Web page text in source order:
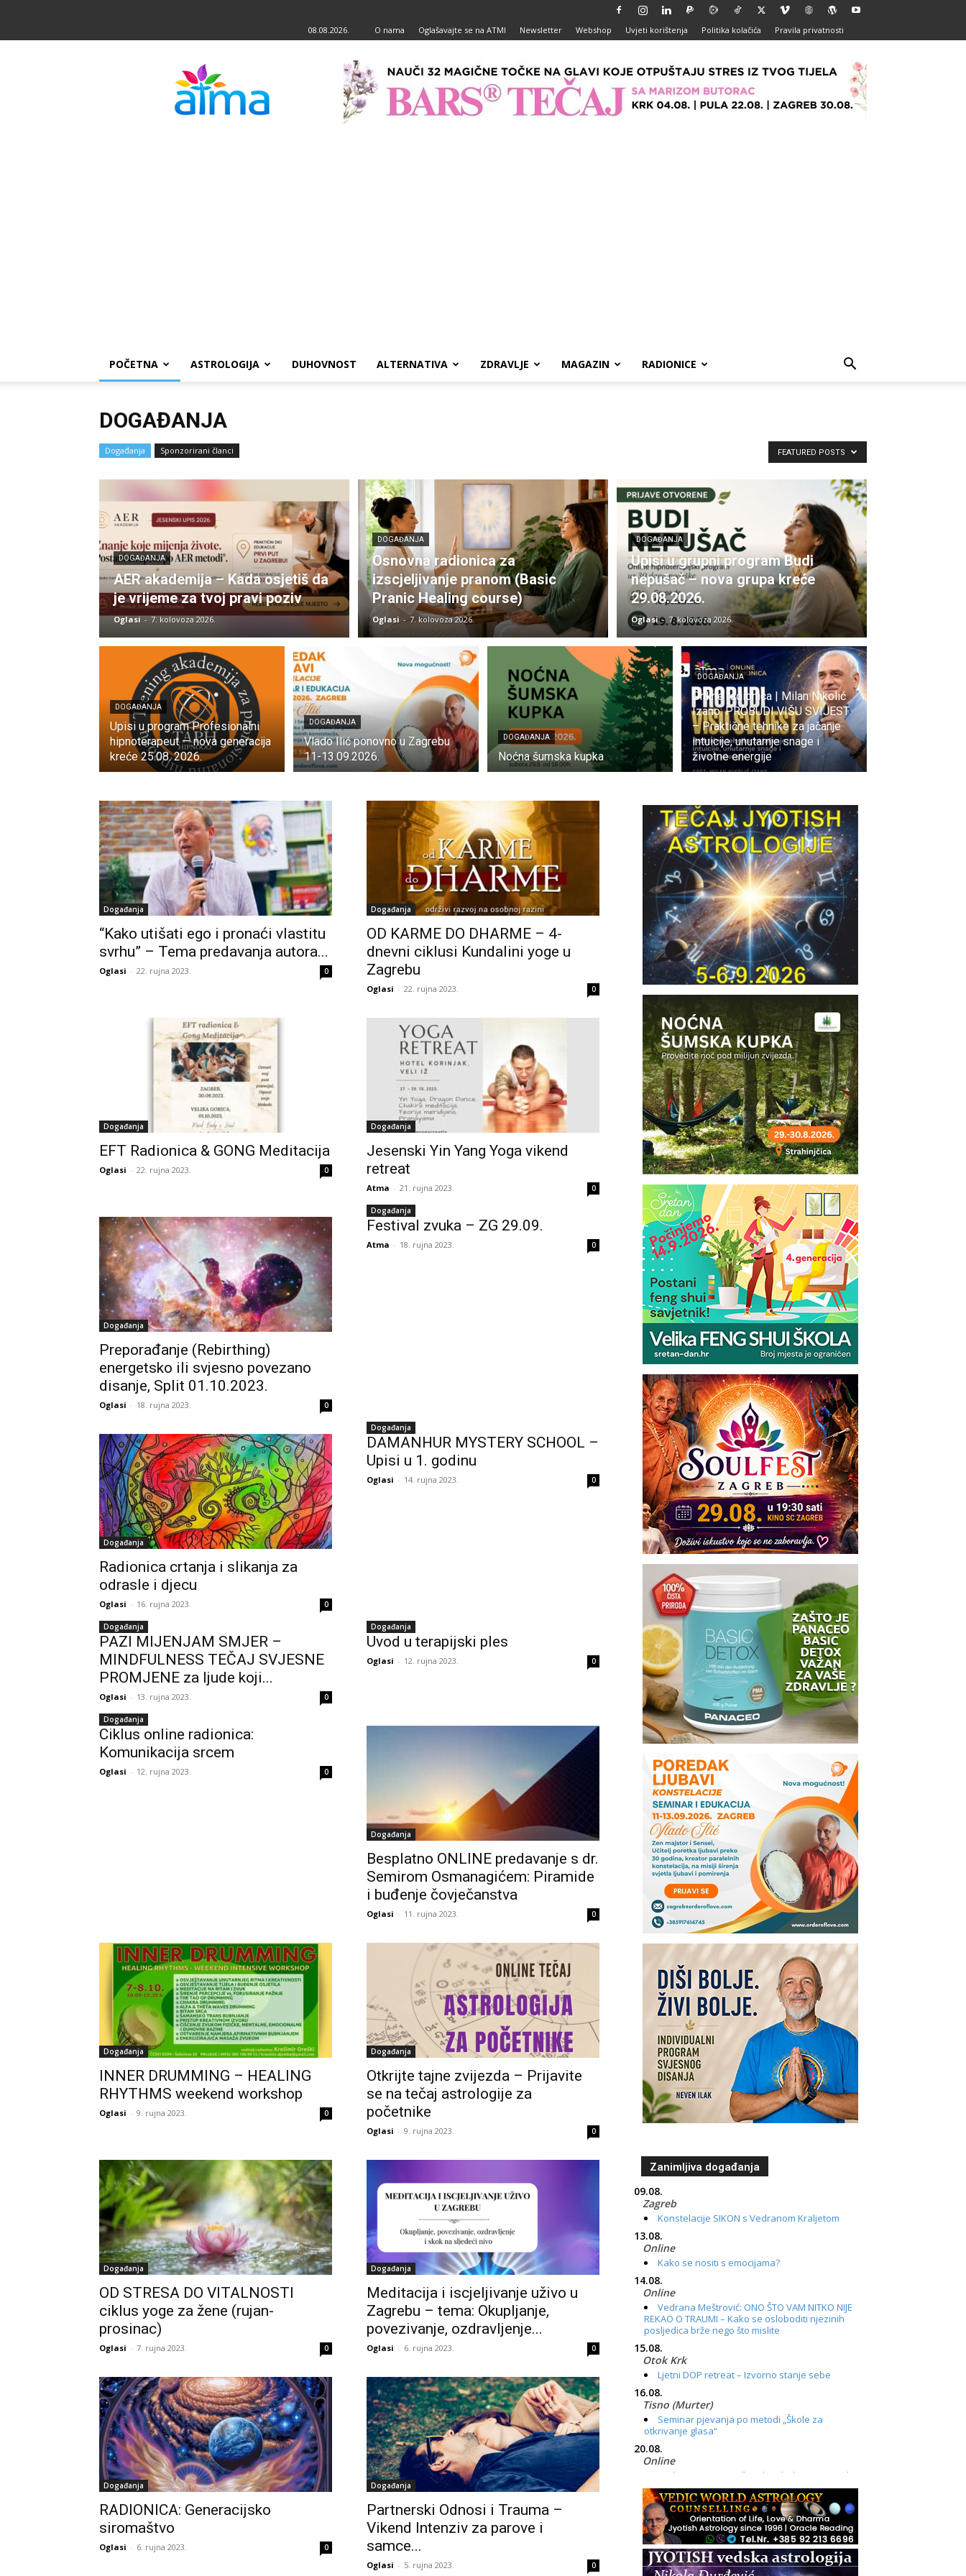
08.08.2026. O nama Oglašavajte se na ATMI Newsletter Webshop Uvjeti korištenja Politika kolačića Pravila privatnosti
POČETNA ASTROLOGIJA DUHOVNOST ALTERNATIVA ZDRAVLJE MAGAZIN RADIONICE
DOGAĐANJA
Događanja Sponzorirani članci FEATURED POSTS
DOGAĐANJA
AER akademija – Kada osjetiš da
je vrijeme za tvoj pravi poziv
Oglasi - 7. kolovoza 2026.
DOGAĐANJA
Osnovna radionica za
izscjeljivanje pranom (Basic
Pranic Healing course)
Oglasi - 7. kolovoza 2026.
DOGAĐANJA
Upisi u grupni program Budi
nepušač – nova grupa kreće
29.08.2026.
Oglasi - 7. kolovoza 2026.
DOGAĐANJA
Upisi u program Profesionalni
hipnoterapeut — nova generacija
kreće 25.08. 2026.
DOGAĐANJA
Vlado Ilić ponovno u Zagrebu
11-13.09.2026.
DOGAĐANJA
Noćna šumska kupka
DOGAĐANJA
Online radionica | Milan Nikolić
Izano: PROBUDI VIŠU SVIJEST
– Praktične tehnike za jačanje
intuicije, unutarnje snage i
životne energije
Događanja
“Kako utišati ego i pronaći vlastitu
svrhu” – Tema predavanja autora...
Oglasi - 22. rujna 2023. 0
Događanja
OD KARME DO DHARME – 4-
dnevni ciklusi Kundalini yoge u
Zagrebu
Oglasi - 22. rujna 2023. 0
Događanja
EFT Radionica & GONG Meditacija
Oglasi - 22. rujna 2023. 0
Događanja
Jesenski Yin Yang Yoga vikend
retreat
Atma - 21. rujna 2023. 0
Događanja
Preporađanje (Rebirthing)
energetsko ili svjesno povezano
disanje, Split 01.10.2023.
Oglasi - 18. rujna 2023. 0
Događanja
Festival zvuka – ZG 29.09.
Atma - 18. rujna 2023. 0
Događanja
Radionica crtanja i slikanja za
odrasle i djecu
Oglasi - 16. rujna 2023. 0
Događanja
DAMANHUR MYSTERY SCHOOL –
Upisi u 1. godinu
Oglasi - 14. rujna 2023. 0
Događanja
PAZI MIJENJAM SMJER –
MINDFULNESS TEČAJ SVJESNE
PROMJENE za ljude koji...
Oglasi - 13. rujna 2023. 0
Događanja
Uvod u terapijski ples
Oglasi - 12. rujna 2023. 0
Događanja
Ciklus online radionica:
Komunikacija srcem
Oglasi - 12. rujna 2023. 0
Događanja
Besplatno ONLINE predavanje s dr.
Semirom Osmanagićem: Piramide
i buđenje čovječanstva
Oglasi - 11. rujna 2023. 0
Događanja
INNER DRUMMING – HEALING
RHYTHMS weekend workshop
Oglasi - 9. rujna 2023. 0
Događanja
Otkrijte tajne zvijezda – Prijavite
se na tečaj astrologije za
početnike
Oglasi - 9. rujna 2023. 0
Događanja
OD STRESA DO VITALNOSTI
ciklus yoge za žene (rujan-
prosinac)
Oglasi - 7. rujna 2023. 0
Događanja
Meditacija i iscjeljivanje uživo u
Zagrebu – tema: Okupljanje,
povezivanje, ozdravljenje...
Oglasi - 6. rujna 2023. 0
Događanja
RADIONICA: Generacijsko
siromaštvo
Oglasi - 6. rujna 2023. 0
Događanja
Partnerski Odnosi i Trauma –
Vikend Intenziv za parove i
samce...
Oglasi - 5. rujna 2023. 0
Zanimljiva događanja
09.08.
Zagreb
Konstelacije SIKON s Vedranom Kraljetom
13.08.
Online
Kako se nositi s emocijama?
14.08.
Online
Vedrana Meštrović: ONO ŠTO VAM NITKO NIJE
REKAO O TRAUMI – Kako se osloboditi njezinih
posljedica brže nego što mislite
15.08.
Otok Krk
Ljetni DOP retreat – Izvorno stanje sebe
16.08.
Tisno (Murter)
Seminar pjevanja po metodi „Škole za
otkrivanje glasa“
20.08.
Online
Radionica: Pomagači iz drugih dimenzija Online
– otvoreno za sve
21.08.
Zagreb+Online
Osnovni ThetaHealing® tečaj, Zagreb i Online
22.08.
Zagreb